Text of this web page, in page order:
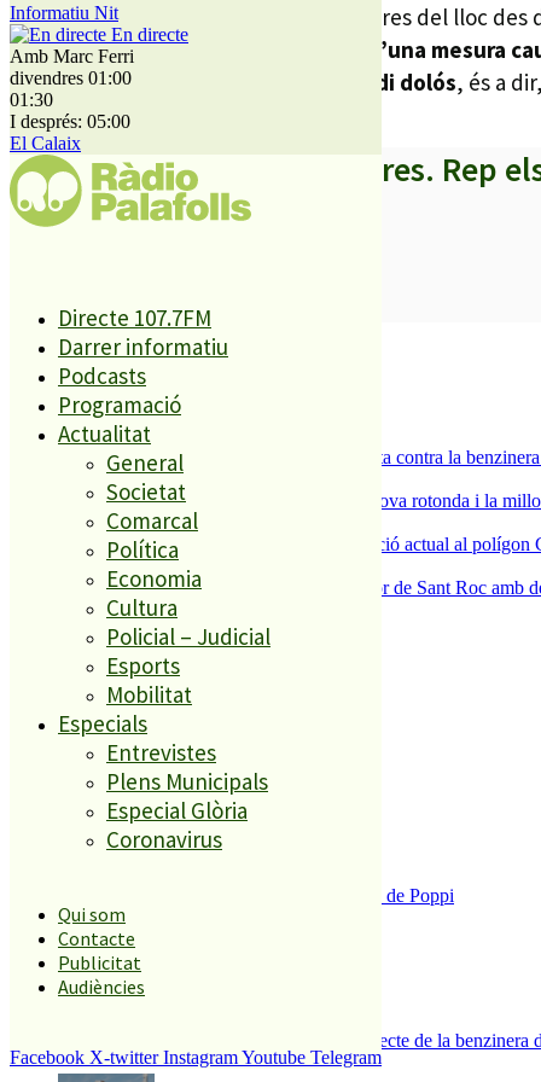
Informatiu Nit
En directe
Amb Marc Ferri
divendres 01:00
01:30
I després: 05:00
El Calaix
Directe 107.7FM
Darrer informatiu
Podcasts
Programació
Actualitat
General
Societat
Comarcal
Política
Economia
Cultura
Policial – Judicial
Esports
Mobilitat
Especials
Entrevistes
Plens Municipals
Especial Glòria
Coronavirus
Qui som
Contacte
Publicitat
Audiències
Facebook X-twitter InstagramYoutube Telegram
Finalment, el van aturar a uns 700 metres del lloc des
falsedat documental i trencament d’una mesura
antecedents. Un d’aquests un
homicidi dolós, és a
A partir d’ara no et perdis res. Rep
SUBSCRIURE’M
És tendència ara
1
ESPORTS CAP DE SETMANA
2
Els veïns de Palafolls refermen la seva lluita contra la
S’aprova definitivament el projecte de la nova rotonda i la
La Nau d’Entitats mantindrà la seva ubicació actual al polígon
Malgrat de Mar enceta demà la Festa Major de Sant Roc amb
El més llegit
ESPORTS CAP DE SETMANA
Enxampat l’autor de les pintades a la plaça de Poppi
3
Es presenten 17 al·legacions contra el projecte de la benzinera
4